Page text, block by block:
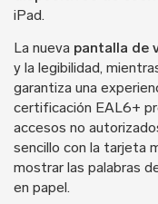
iPad.
La nueva pantalla de
y la legibilidad,
garantiza una
certificación EAL6+
accesos no
sencillo con la tarjeta
mostrar las palabras
en papel.